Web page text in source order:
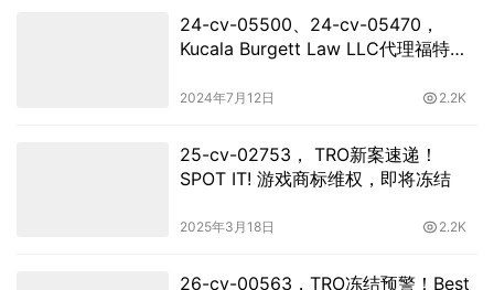
24-cv-05500、24-cv-05470，
Kucala Burgett Law LLC代理福特汽
2024年7月12日 2.2K
25-cv-02753， TRO新案速递！
SPOT IT! 游戏商标维权，即将冻结
2025年3月18日 2.2K
26-cv-00563，TRO冻结预警！Best